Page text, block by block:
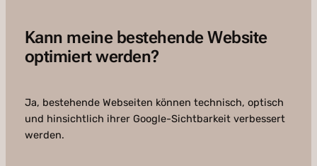
Kann meine bestehende Website
optimiert werden?
Ja, bestehende Webseiten können technisch, optisch
und hinsichtlich ihrer Google-Sichtbarkeit verbessert
werden.